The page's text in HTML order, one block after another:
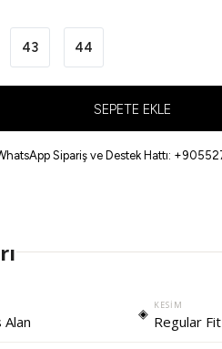
43 44
SEPETE EKLE
Sipariş ve Destek Hattı:
◈ KESIM
Regular